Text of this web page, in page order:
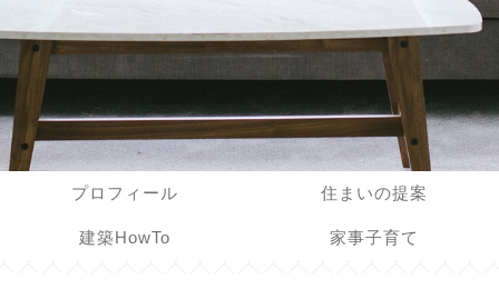
プロフィール 住まいの提案
建築HowTo 家事子育て